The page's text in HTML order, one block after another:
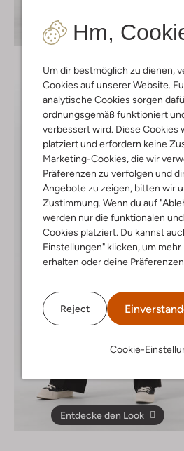
Hm,
Um dir bestmöglich zu dienen,
Cookies auf unserer Website.
analytische Cookies sorgen
ordnungsgemäß funktioniert
verbessert wird. Diese Cookies
platziert und erfordern keine
Marketing-Cookies, die wir
Präferenzen zu verfolgen und
Angebote zu zeigen, bitten wir
Zustimmung. Wenn du auf
werden nur die funktionalen
Cookies platziert. Du kannst
Einstellungen" klicken, um
erhalten oder deine
Reject
Cookie-
Entdecke den Look
Entdecke den Look